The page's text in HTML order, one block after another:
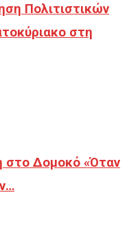
Πολιτιστικών
στη
Δομοκό «Όταν